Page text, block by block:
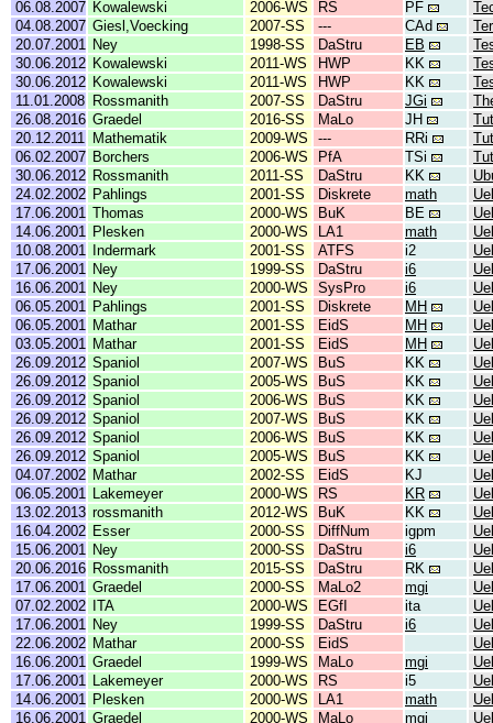
06.08.2007 Kowalewski 2006-WS RS PF
04.08.2007 Giesl,Voecking 2007-SS --- CAd
20.07.2001
Ney 1998-SS DaStru EB
30.06.2012 Kowalewski 2011-WS HWP KK
30.06.2012 Kowalewski 2011-WS HWP KK
11.01.2008 Rossmanith 2007-SS DaStru JGi
26.08.2016 Graedel 2016-SS MaLo JH
20.12.2011
Mathematik 2009-WS --- RRi
06.02.2007 Borchers 2006-WS PfA TSi
30.06.2012 Rossmanith 2011-SS DaStru KK
24.02.2002 Pahlings 2001-SS Diskrete math
17.06.2001 Thomas 2000-WS BuK BE
14.06.2001
Plesken 2000-WS LA1 math
10.08.2001
Indermark 2001-SS ATFS i2
17.06.2001
Ney 1999-SS DaStru i6
16.06.2001
Ney 2000-WS SysPro i6
06.05.2001
Pahlings 2001-SS Diskrete MH
06.05.2001
Mathar 2001-SS EidS MH
03.05.2001
Mathar 2001-SS EidS MH
26.09.2012 Spaniol 2007-WS BuS KK
26.09.2012 Spaniol 2005-WS BuS KK
26.09.2012 Spaniol 2006-WS BuS KK
26.09.2012 Spaniol 2007-WS BuS KK
26.09.2012 Spaniol 2006-WS BuS KK
26.09.2012 Spaniol 2005-WS BuS KK
04.07.2002 Mathar 2002-SS EidS KJ
06.05.2001
Lakemeyer 2000-WS RS KR
13.02.2013 rossmanith 2012-WS BuK KK
16.04.2002 Esser 2000-SS DiffNum igpm
15.06.2001
Ney 2000-SS DaStru i6
20.06.2016 Rossmanith 2015-SS DaStru RK
17.06.2001 Graedel 2000-SS MaLo2 mgi
07.02.2002
ITA 2000-WS EGfI ita
17.06.2001
Ney 1999-SS DaStru i6
22.06.2002 Mathar 2000-SS EidS
16.06.2001 Graedel 1999-WS MaLo mgi
17.06.2001
Lakemeyer 2000-WS RS i5
14.06.2001
Plesken 2000-WS LA1 math
16.06.2001 Graedel 2000-WS MaLo mgi